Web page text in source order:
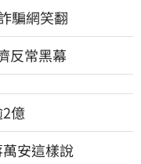
騙網笑翻
反常黑幕
億
安這樣說